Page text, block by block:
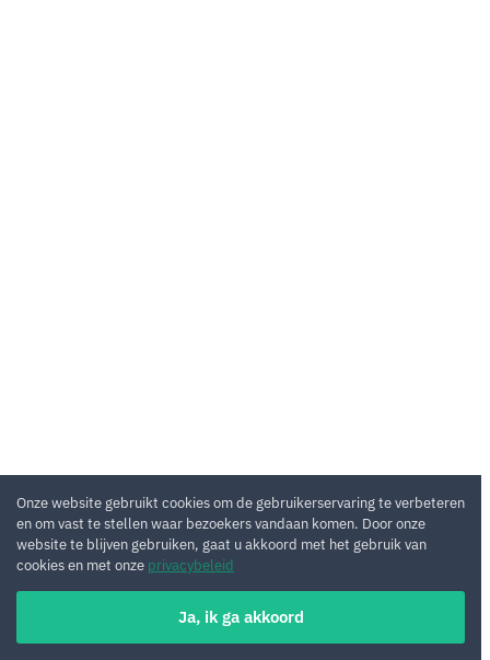
Onze website gebruikt cookies om de gebruikerservaring te verbeteren
en om vast te stellen waar bezoekers vandaan komen. Door onze
website te blijven gebruiken, gaat u akkoord met het gebruik van
cookies en met onze privacybeleid
Ja, ik ga akkoord